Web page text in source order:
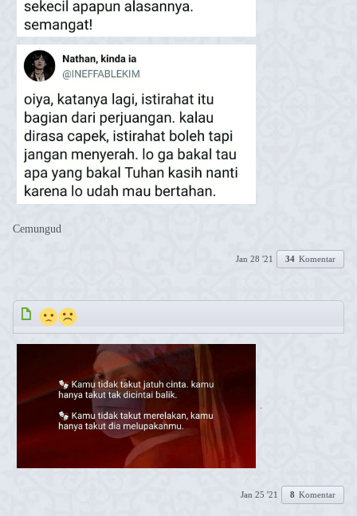
Cemungud
Jan 28 '21 34 Komentar
.
Jan 25 '21 8 Komentar